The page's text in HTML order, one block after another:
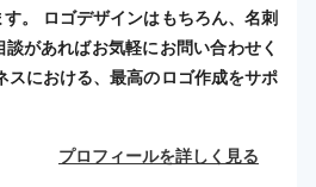
。 ロゴデザインはもちろん、名刺
があればお気軽にお問い合わせく
スにおける、最高のロゴ作成をサポ
プロフィールを詳しく見る